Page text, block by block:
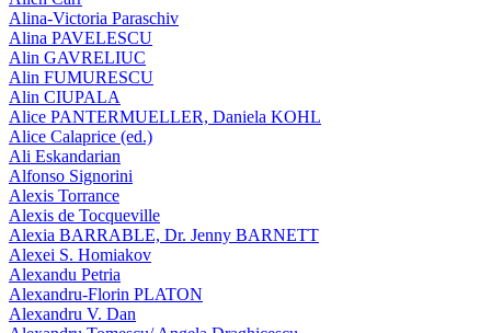
Alina-Victoria Paraschiv
Alina PAVELESCU
Alin GAVRELIUC
Alin FUMURESCU
Alin CIUPALA
Alice PANTERMUELLER, Daniela KOHL
Alice Calaprice (ed.)
Ali Eskandarian
Alfonso Signorini
Alexis Torrance
Alexis de Tocqueville
Alexia BARRABLE, Dr. Jenny BARNETT
Alexei S. Homiakov
Alexandu Petria
Alexandru-Florin PLATON
Alexandru V. Dan